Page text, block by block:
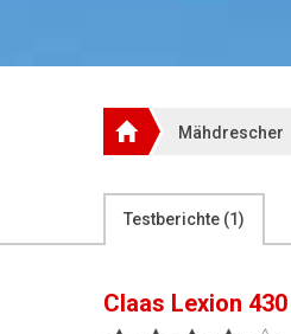
Mähdrescher
Testberichte (1)
Claas Lexion 430